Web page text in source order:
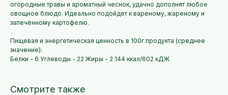
огородные травы и ароматный чеснок, удачно дополнят любое
овощное блюдо. Идеально подойдет к вареному, жареному и
запечённому картофелю.
Пищевая и энергетическая ценность в 100г продукта (среднее
значение):
Белки - 6 Углеводы - 22 Жиры - 2 144 ккал/602 кДЖ
Смотрите также